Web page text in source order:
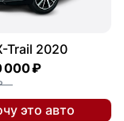
Trail 2020
000 ₽
это авто